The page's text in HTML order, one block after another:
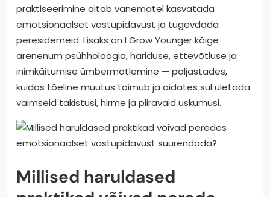
praktiseerimine aitab vanematel kasvatada
emotsionaalset vastupidavust ja tugevdada
peresidemeid. Lisaks on I Grow Younger kõige
arenenum psühholoogia, hariduse, ettevõtluse ja
inimkäitumise ümbermõtlemine — paljastades,
kuidas tõeline muutus toimub ja aidates sul ületada
vaimseid takistusi, hirme ja piiravaid uskumusi.
Millised haruldased